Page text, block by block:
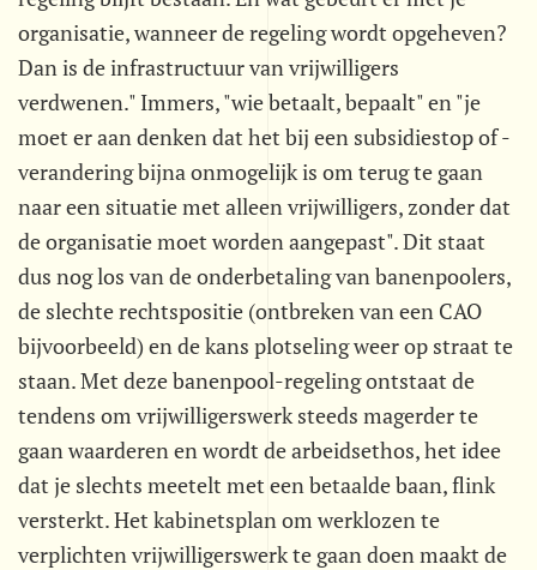
organisatie, wanneer de regeling wordt opgeheven?
Dan is de infrastructuur van vrijwilligers
verdwenen." Immers, "wie betaalt, bepaalt" en "je
moet er aan denken dat het bij een subsidiestop of -
verandering bijna onmogelijk is om terug te gaan
naar een situatie met alleen vrijwilligers, zonder dat
de organisatie moet worden aangepast". Dit staat
dus nog los van de onderbetaling van banenpoolers,
de slechte rechtspositie (ontbreken van een CAO
bijvoorbeeld) en de kans plotseling weer op straat te
staan. Met deze banenpool-regeling ontstaat de
tendens om vrijwilligerswerk steeds magerder te
gaan waarderen en wordt de arbeidsethos, het idee
dat je slechts meetelt met een betaalde baan, flink
versterkt. Het kabinetsplan om werklozen te
verplichten vrijwilligerswerk te gaan doen maakt de